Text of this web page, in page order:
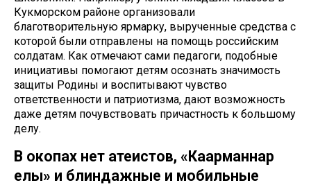
Кукморском районе организовали
благотворительную ярмарку, вырученные средства с
которой были отправлены на помощь российским
солдатам. Как отмечают сами педагоги, подобные
инициативы помогают детям осознать значимость
защиты Родины и воспитывают чувство
ответственности и патриотизма, дают возможность
даже детям почувствовать причастность к большому
делу.
В окопах нет атеистов, «Каһарманнар
елы» и блиндажные и мобильные